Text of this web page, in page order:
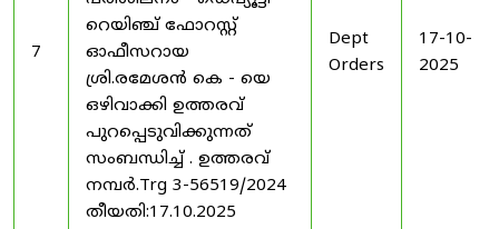
7
റെയിഞ്ച് ഫോറസ്റ്റ്
ഓഫീസറായ
ശ്രി.രമേശൻ കെ - യെ
ഒഴിവാക്കി ഉത്തരവ്
പുറപ്പെടുവിക്കുന്നത്
സംബന്ധിച്ച് . ഉത്തരവ്
നമ്പർ.Trg 3-56519/2024
തീയതി:17.10.2025
Dept
Orders
17-10-
2025